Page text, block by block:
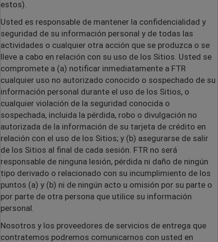
estos).
Usted es responsable de mantener la confidencialidad y
seguridad de su información personal y de todas las
actividades o cualquier otra acción que se produzca o se
lleve a cabo en relación con su uso de los Sitios. Usted se
compromete a (a) notificar inmediatamente a FTR
cualquier uso no autorizado conocido o sospechado de su
información personal durante el uso de los Sitios, o
cualquier violación de la seguridad conocida o
sospechada, incluida la pérdida, robo o divulgación no
autorizada de la información de su tarjeta de crédito en
relación con el uso de los Sitios; y (b) asegurarse de salir
de los Sitios al final de cada sesión. FTR no será
responsable de ninguna lesión, pérdida ni daño de ningún
tipo derivado o relacionado con su incumplimiento de los
puntos (a) y (b) ni de ningún acto u omisión por su parte o
por parte de otra persona que utilice su información
personal.
Nosotros y los proveedores de servicios de entrega que
contratemos podremos comunicarnos con usted en